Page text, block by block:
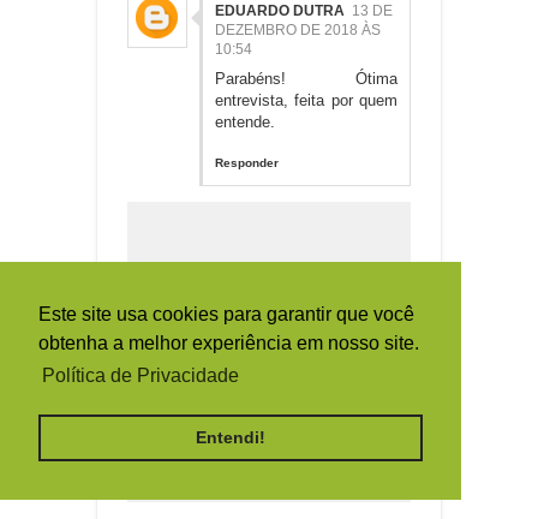
Este site usa cookies para garantir que você
obtenha a melhor experiência em nosso site.
Política de Privacidade
Entendi!
EDUARDO DUTRA 13 DE
DEZEMBRO DE 2018 ÀS
10:54
Parabéns! Ótima
entrevista, feita por quem
entende.
Responder